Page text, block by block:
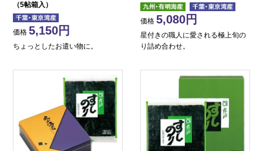
（5帖箱入）
価格 5,150
ちょっとしたお遣い物に。
価格 5,080
星付きの職人に愛される極上旬の
り詰め合わせ。